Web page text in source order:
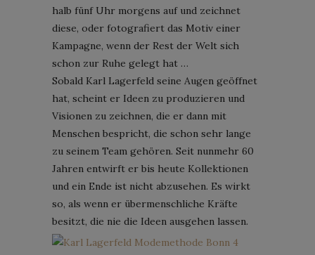
halb fünf Uhr morgens auf und zeichnet
diese, oder fotografiert das Motiv einer
Kampagne, wenn der Rest der Welt sich
schon zur Ruhe gelegt hat …
Sobald Karl Lagerfeld seine Augen geöffnet
hat, scheint er Ideen zu produzieren und
Visionen zu zeichnen, die er dann mit
Menschen bespricht, die schon sehr lange
zu seinem Team gehören. Seit nunmehr 60
Jahren entwirft er bis heute Kollektionen
und ein Ende ist nicht abzusehen. Es wirkt
so, als wenn er übermenschliche Kräfte
besitzt, die nie die Ideen ausgehen lassen.